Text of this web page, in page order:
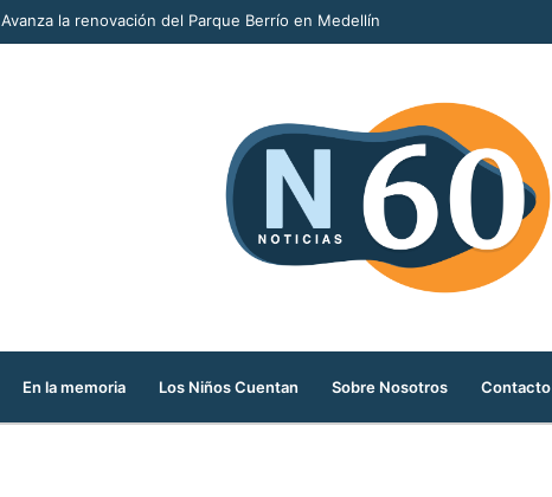
Avanza la renovación del Parque Berrío en Medellín
En la memoria Los Niños Cuentan Sobre Nosotros Contacto